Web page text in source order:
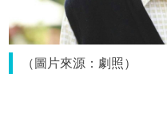
（圖片來源：劇照）